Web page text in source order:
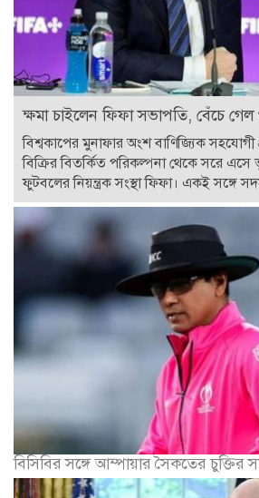
ক্ষমা চাইলেন ফিফা সভাপতি, বেঁচে গেল
বিশ্বকাপের মুনাফার অংশ বাণিজ্যিক সহযোগী
বিক্রির বিতর্কিত পরিকল্পনা থেকে সরে এসে
ফুটবলের নিয়ন্ত্রক সংস্থা ফিফা। একই সঙ্গে
বিসিবির সঙ্গে আম্পায়ার সৈকতের চুক্তির